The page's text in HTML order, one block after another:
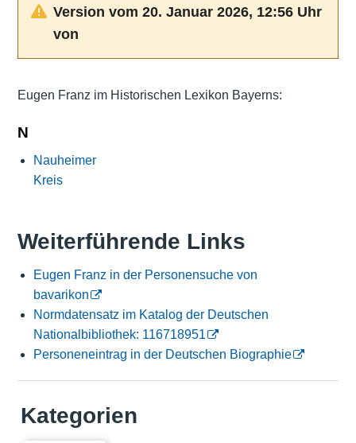
Version vom 20. Januar 2026, 12:56 Uhr
von
Eugen Franz im Historischen Lexikon Bayerns:
N
Nauheimer
Kreis
Weiterführende Links
Eugen Franz in der Personensuche von
bavarikon
Normdatensatz im Katalog der Deutschen
Nationalbibliothek: 116718951
Personeneintrag in der Deutschen Biographie
Kategorien